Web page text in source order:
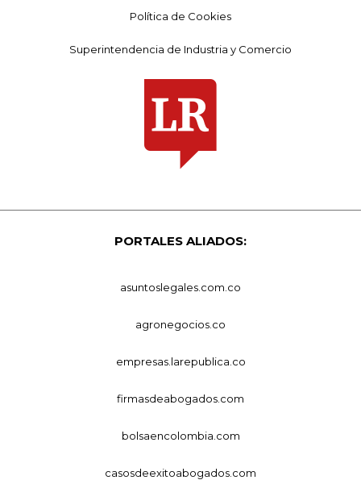
Política de Cookies
Superintendencia de Industria y Comercio
PORTALES ALIADOS:
asuntoslegales.com.co
agronegocios.co
empresas.larepublica.co
firmasdeabogados.com
bolsaencolombia.com
casosdeexitoabogados.com